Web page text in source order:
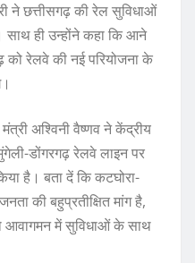
ने छत्तीसगढ़ की रेल सुविधाओं
ही उन्होंने कहा कि आने
रेलवे की नई परियोजना के
अश्विनी वैष्णव ने केंद्रीय
डोंगरगढ़ रेलवे लाइन पर
है। बता दें कि कटघोरा-
की बहुप्रतीक्षित मांग है,
आवागमन में सुविधाओं के साथ